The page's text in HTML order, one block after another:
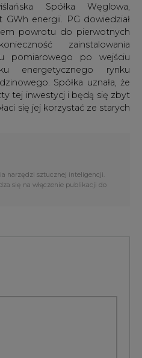
Spółka Węglowa,
GWh energii. PG dowiedział
powrotu do pierwotnych
zainstalowania
pomiarowego po wejściu
energetycznego rynku
Spółka uznała, że
tej inwestycj i będą się zbyt
się jej korzystać ze starych
narzędzi sztucznej inteligencji.
się na włączenie publikacji do